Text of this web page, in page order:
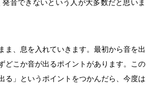
音できないという人が大多数だと思いま
ま、息を入れていきます。最初から音を出
どこか音が出るポイントがあります。この
る」というポイントをつかんだら、今度は